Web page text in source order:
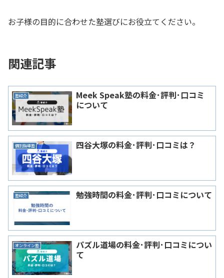
お子様の目的に合わせた塾選びにお役立てください。
関連記事
塾紹介
Meek Speak塾の料金･評判･口コミ
について
個別指導塾 四谷大塚の料金･評判･口コミは？
塾紹介 勉強時間の料金･評判･口コミについて
オンライン塾
パズル道場の料金･評判･口コミについ
て